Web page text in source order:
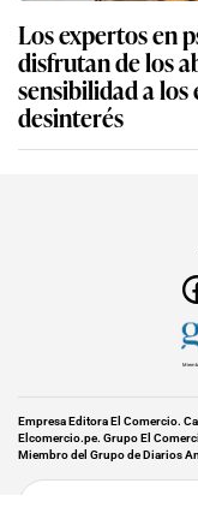
Los expertos en
disfrutan de los
sensibilidad a
desinterés
Empresa Editora El Comercio.
Elcomercio.pe. Grupo El
Miembro del Grupo de Diarios